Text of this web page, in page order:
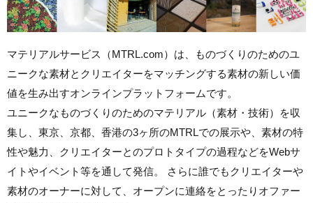
マテリアルサービス（MTRL.com）は、ものづくりのためのユ
ニークな素材とクリエイターをマッチングする素材の新しい価
値を生み出すオンラインプラットフォームです。
ユニークなものづくりのためのマテリアル（素材・技術）を収
集し、東京、京都、香港の3ヶ所のMTRLでの展示や、素材の特
性や魅力、クリエイターとのプロトタイプの過程などをWebサ
イトやイベント等を通して発信。 さらに誰でもクリエイターや
素材のオーナーに対して、オープンに連絡をとったりオファー